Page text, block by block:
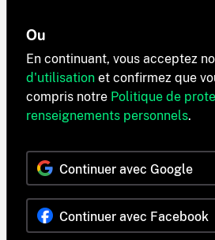
Ou
En continuant, vous acceptez
d'utilisation et confirmez que
compris notre Politique de
renseignements personnels.
Continuer avec Google
Continuer avec Facebook